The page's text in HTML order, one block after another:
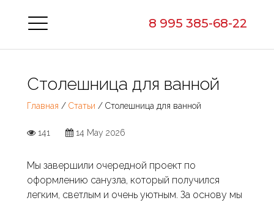
8 995 385-68-22
Столешница для ванной
Главная / Статьи / Столешница для ванной
141 14 May 2026
Мы завершили очередной проект по
оформлению санузла, который получился
легким, светлым и очень уютным. За основу мы